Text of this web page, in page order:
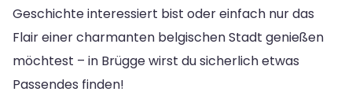
Geschichte interessiert bist oder einfach nur das
Flair einer charmanten belgischen Stadt genießen
möchtest – in Brügge wirst du sicherlich etwas
Passendes finden!